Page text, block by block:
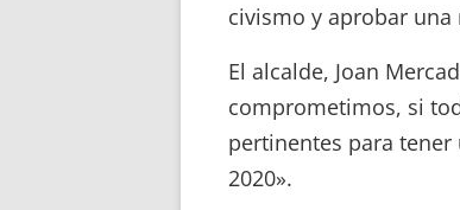
civismo y aprobar
El alcalde, Joan
comprometimos, si
pertinentes para
2020».